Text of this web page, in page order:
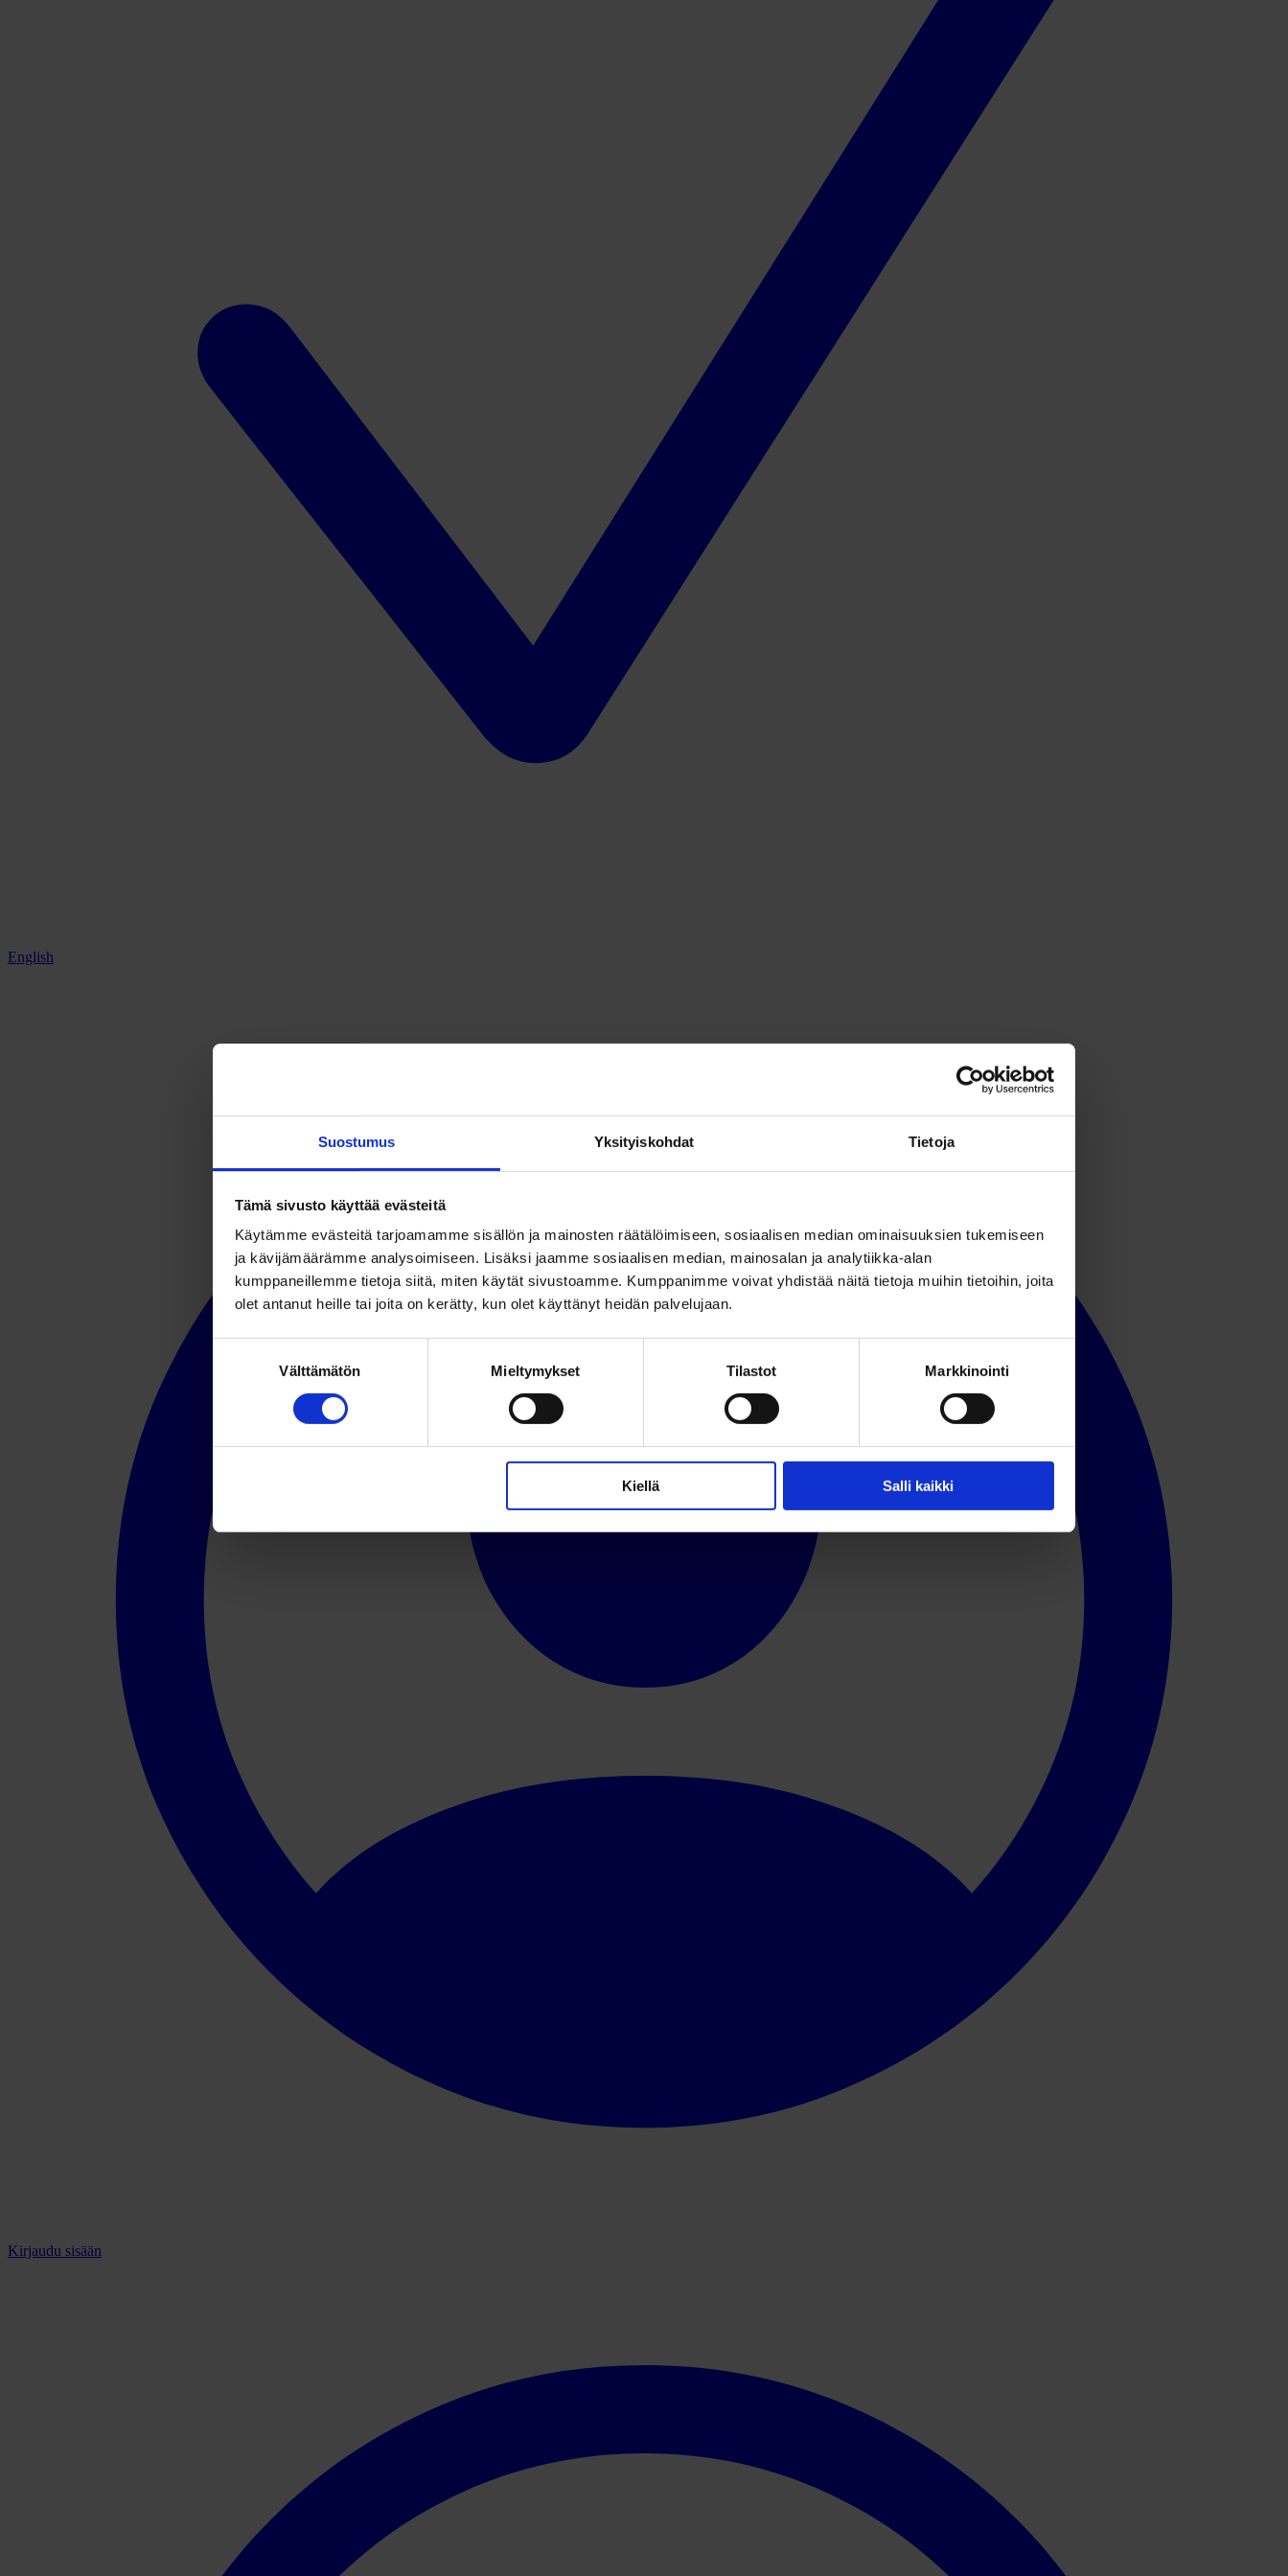
Suostumus Yksityiskohdat Tietoja
Tämä sivusto käyttää evästeitä
Käytämme evästeitä tarjoamamme sisällön ja mainosten räätälöimiseen, sosiaalisen median ominaisuuksien tukemiseen
ja kävijämäärämme analysoimiseen. Lisäksi jaamme sosiaalisen median, mainosalan ja analytiikka-alan
kumppaneillemme tietoja siitä, miten käytät sivustoamme. Kumppanimme voivat yhdistää näitä tietoja muihin tietoihin, joita
olet antanut heille tai joita on kerätty, kun olet käyttänyt heidän palvelujaan.
Välttämätön Mieltymykset Tilastot Markkinointi
Kiellä Salli kaikki
English
Kirjaudu sisään